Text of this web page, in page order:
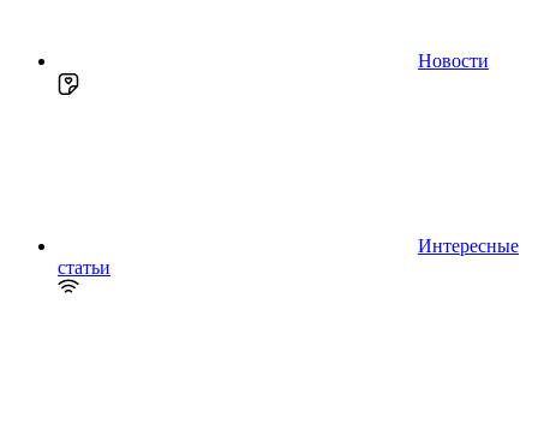
Новости
Интересные
статьи